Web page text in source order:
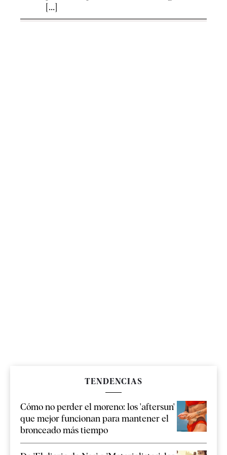
[...]
TENDENCIAS
Cómo no perder el moreno: los 'aftersun'
que mejor funcionan para mantener el
bronceado más tiempo